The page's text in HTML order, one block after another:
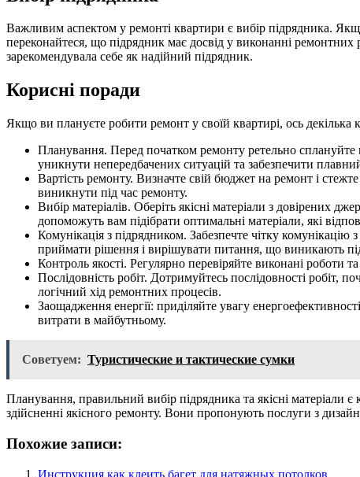
Важливим аспектом у ремонті квартири є вибір підрядника.
переконайтеся, що підрядник має досвід у виконанні ремонтних
зарекомендувала себе як надійний підрядник.
Корисні поради
Якщо ви плануєте робити ремонт у своїй квартирі, ось
Планування. Перед початком ремонту ретельно сплануйте
уникнути непередбачених ситуацій та забезпечити
Вартість ремонту. Визначте свій бюджет на ремонт і
виникнути під час ремонту.
Вибір матеріалів. Оберіть якісні матеріали з довірених
допоможуть вам підібрати оптимальні матеріали, які
Комунікація з підрядником. Забезпечте чітку
приймати рішення і вирішувати питання, що виникають
Контроль якості. Регулярно перевіряйте виконані роботи
Послідовність робіт. Дотримуйтесь послідовності робіт,
логічний хід ремонтних процесів.
Заощадження енергії: приділяйте увагу
витрати в майбутньому.
Советуем: Туристические и тактические сумки
Планування, правильний вибір підрядника та якісні
здійсненні якісного ремонту. Вони пропонують послуги з
Похожие записи:
Инструкция как клеить багет для натяжных потолков